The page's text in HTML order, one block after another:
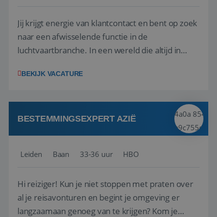
Jij krijgt energie van klantcontact en bent op zoek
naar een afwisselende functie in de
luchtvaartbranche. In een wereld die altijd in
actie te ondernemen, ook wanneer zich
Geen dag is hetzelfde, en juist dat maak...
BEKIJK VACATURE
BESTEMMINGSEXPERT AZIË
Leiden Baan 33-36 uur HBO
Hi reiziger! Kun je niet stoppen met praten over
al je reisavonturen en begint je omgeving er
langzaamaan genoeg van te krijgen? Kom je
Corporation
.linkedin.com
weken
Google Privacy Policy